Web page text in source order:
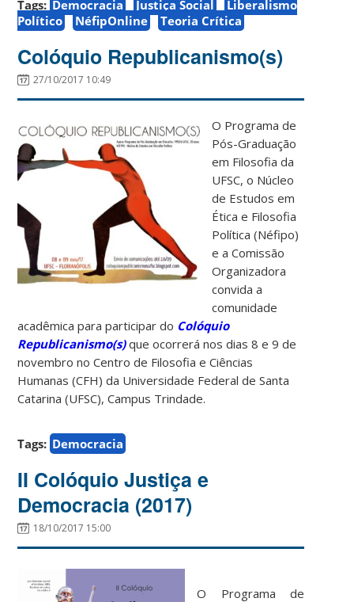
Tags: Democracia Justiça Social
Liberalismo
Político
NéfipOnline Teoria Crítica
Colóquio Republicanismo(s)
27/10/2017 10:49
O Programa de
Pós-Graduação
em Filosofia da
UFSC, o Núcleo
de Estudos em
Ética e Filosofia
Política (Néfipo)
e a Comissão
Organizadora
convida a
comunidade
acadêmica para participar do Colóquio
Republicanismo(s) que ocorrerá nos dias 8 e 9 de
novembro no Centro de Filosofia e Ciências
Humanas (CFH) da Universidade Federal de Santa
Catarina (UFSC), Campus Trindade.
Tags: Democracia
II Colóquio Justiça e
Democracia (2017)
18/10/2017 15:00
O Programa de